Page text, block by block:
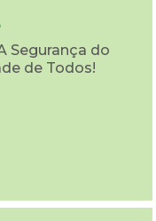
Segurança do
de Todos!